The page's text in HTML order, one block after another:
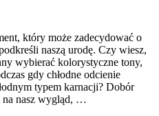
który może zadecydować o
naszą urodę. Czy wiesz,
wybierać kolorystyczne tony,
gdy chłodne odcienie
typem karnacji? Dobór
na nasz wygląd, …